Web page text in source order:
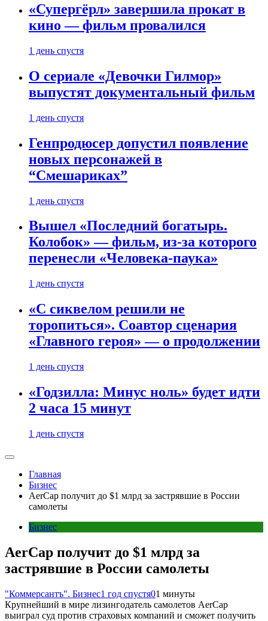
«Супергёрл» завершила прокат в
кино — фильм провалился
1 день спустя
О сериале «Девочки Гилмор»
выпустят документальный фильм
1 день спустя
Генпродюсер допустил появление
новых персонажей в
“Смешариках”
1 день спустя
Вышел «Последний богатырь.
Колобок» — фильм, из-за которого
перенесли «Человека-паука»
1 день спустя
«С сиквелом решили не
торопиться». Соавтор сценария
«Главного героя» — о продолжении
1 день спустя
«Годзилла: Минус ноль» будет идти
2 часа 15 минут
1 день спустя
Главная
Бизнес
AerCap получит до $1 млрд за застрявшие в России
самолеты
Бизнес
AerCap получит до $1 млрд за
застрявшие в России самолеты
"Коммерсантъ". Бизнес1 год спустя01 минуты
Крупнейший в мире лизингодатель самолетов AerCap
выиграл суд против страховых компаний и сможет получить